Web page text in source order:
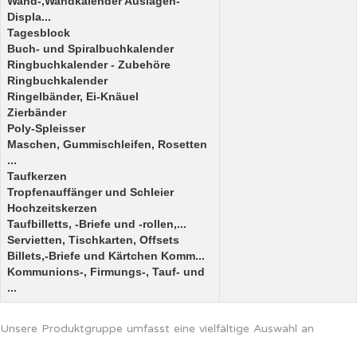
Displa...
Tagesblock
Buch- und Spiralbuchkalender
Ringbuchkalender - Zubehöre
Ringbuchkalender
Ringelbänder, Ei-Knäuel
Zierbänder
Poly-Spleisser
Maschen, Gummischleifen, Rosetten
...
Taufkerzen
Tropfenauffänger und Schleier
Hochzeitskerzen
Taufbilletts, -Briefe und -rollen,...
Servietten, Tischkarten, Offsets
Billets,-Briefe und Kärtchen Komm...
Kommunions-, Firmungs-, Tauf- und
...
Unsere Produktgruppe umfasst eine vielfältige Auswahl an